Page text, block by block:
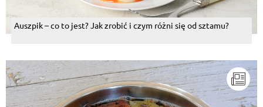
Auszpik – co to jest? Jak zrobić i czym różni się od sztamu?